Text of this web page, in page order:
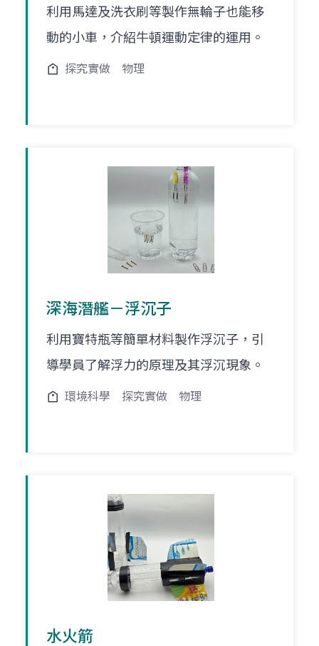
利用馬達及洗衣刷等製作無輪子也能移
動的小車，介紹牛頓運動定律的運用。
探究實做 物理
深海潛艦－浮沉子
利用寶特瓶等簡單材料製作浮沉子，引
導學員了解浮力的原理及其浮沉現象。
環境科學 探究實做 物理
水火箭